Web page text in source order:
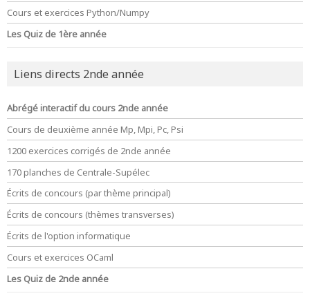
Cours et exercices Python/Numpy
Les Quiz de 1ère année
Liens directs 2nde année
Abrégé interactif du cours 2nde année
Cours de deuxième année Mp, Mpi, Pc, Psi
1200 exercices corrigés de 2nde année
170 planches de Centrale-Supélec
Écrits de concours (par thème principal)
Écrits de concours (thèmes transverses)
Écrits de l'option informatique
Cours et exercices OCaml
Les Quiz de 2nde année